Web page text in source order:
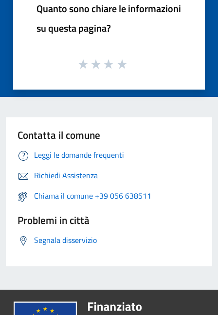
Quanto sono chiare le informazioni
su questa pagina?
Contatta il comune
Leggi le domande frequenti
Richiedi Assistenza
Chiama il comune +39 056 638511
Problemi in città
Segnala disservizio